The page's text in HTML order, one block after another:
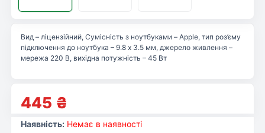
445 ₴
Вид – ліцензійний, Сумісність з ноутбуками – Apple, тип роз’єму
підключення до ноутбука – 9.8 x 3.5 мм, джерело живлення –
мережа 220 В, вихідна потужність – 45 Вт
Наявність: Немає в наявності